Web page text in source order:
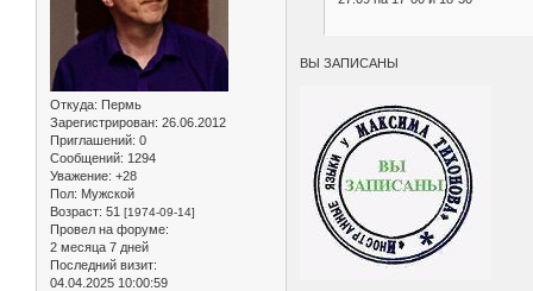
Откуда: Пермь
Зарегистрирован: 26.06.2012
Приглашений: 0
Сообщений: 1294
Уважение: +28
Пол: Мужской
Возраст: 51 [1974-09-14]
Провел на форуме:
2 месяца 7 дней
Последний визит:
04.04.2025 10:00:59
ВЫ ЗАПИСАНЫ